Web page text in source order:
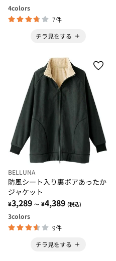
4colors
7件
チラ見をする
BELLUNA
防風シート入り裏ボアあったか
ジャケット
¥3,289 ～ ¥4,389 (税込)
3colors
9件
チラ見をする